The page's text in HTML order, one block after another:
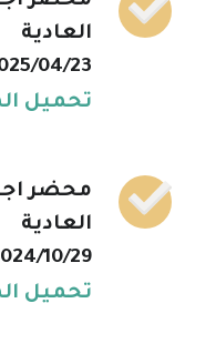
العادية
04/23
تحميل
محضر
العادية
10/29
تحميل